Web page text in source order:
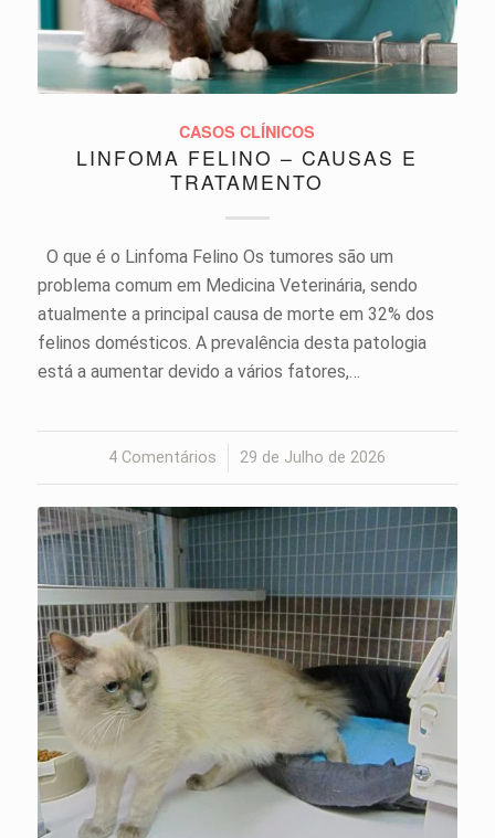
CASOS CLÍNICOS
LINFOMA FELINO – CAUSAS E
TRATAMENTO
O que é o Linfoma Felino Os tumores são um
problema comum em Medicina Veterinária, sendo
atualmente a principal causa de morte em 32% dos
felinos domésticos. A prevalência desta patologia
está a aumentar devido a vários fatores,…
4 Comentários
/ 29 de Julho de 2026